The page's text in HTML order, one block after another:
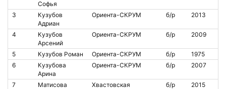
Софья
3
Кузубов
Адриан
Ориента-СКРУМ б/р 2013
4
Кузубов
Арсений
Ориента-СКРУМ б/р 2009
5 Кузубов Роман Ориента-СКРУМ б/р
1975
6
Кузубова
Арина
Ориента-СКРУМ б/р 2007
7
Матисова
Хвастовская б/р 2015